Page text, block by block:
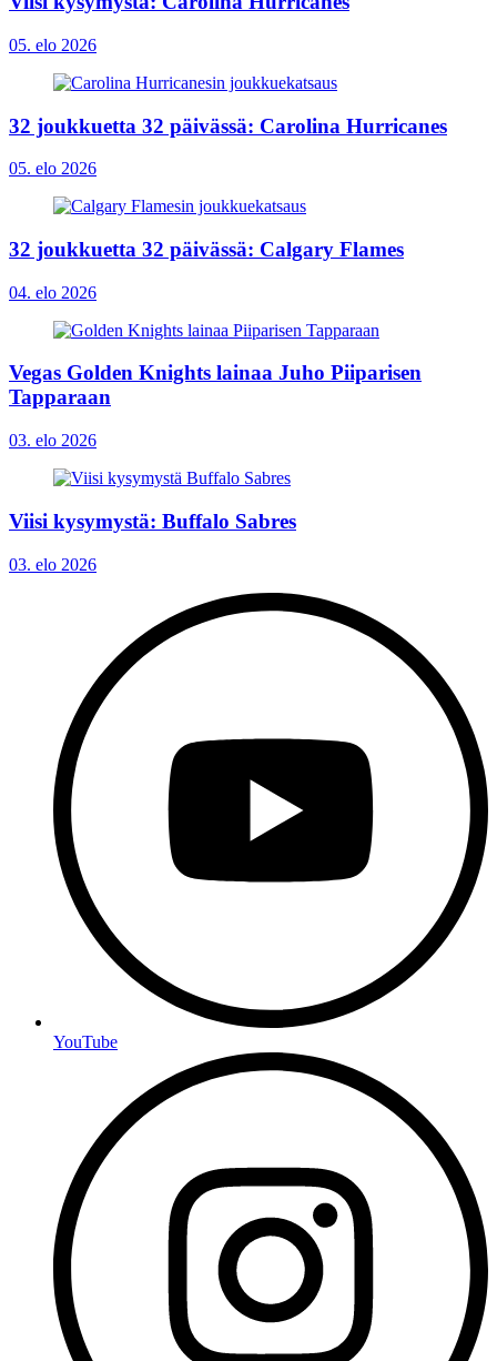
05. elo 2026
32 joukkuetta 32 päivässä: Carolina Hurricanes
05. elo 2026
32 joukkuetta 32 päivässä: Calgary Flames
04. elo 2026
Vegas Golden Knights lainaa Juho Piiparisen
Tapparaan
03. elo 2026
Viisi kysymystä: Buffalo Sabres
03. elo 2026
YouTube